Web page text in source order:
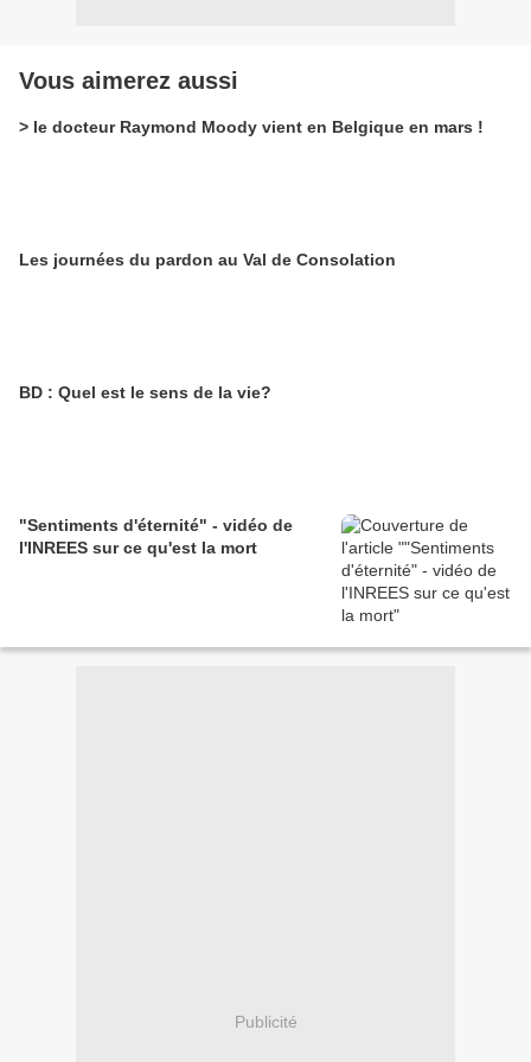
Vous aimerez aussi
> le docteur Raymond Moody vient en Belgique en mars !
Les journées du pardon au Val de Consolation
BD : Quel est le sens de la vie?
"Sentiments d'éternité" - vidéo de
l'INREES sur ce qu'est la mort
Publicité